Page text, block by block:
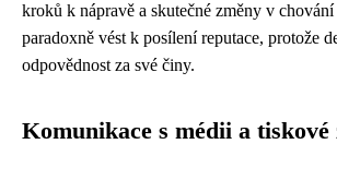
kroků k nápravě a skutečné změny v
paradoxně vést k posílení reputace, protože
odpovědnost za své činy.
Komunikace s médii a